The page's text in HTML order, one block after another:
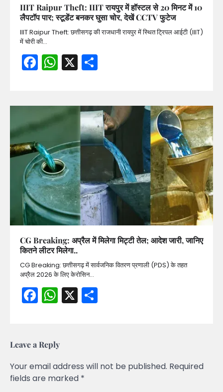
IIIT Raipur Theft: IIIT रायपुर में हॉस्टल से 20 मिनट में 10
लैपटॉप पार; स्टूडेंट बनकर घुसा चोर, देखें CCTV फुटेज
IIIT Raipur Theft: छत्तीसगढ़ की राजधानी रायपुर में स्थित ट्रिपल आईटी (IIIT)
में चोरी की…
Facebook
WhatsApp
X
CG Breaking: अप्रैल में मिलेगा मिट्टी तेल; आदेश जारी, जानिए
कितने लीटर मिलेगा..
CG Breaking: छत्तीसगढ़ में सार्वजनिक वितरण प्रणाली (PDS) के तहत
अप्रैल 2026 के लिए केरोसिन…
Facebook
WhatsApp
X
Leave a Reply
Your email address will not be published. Required
fields are marked *